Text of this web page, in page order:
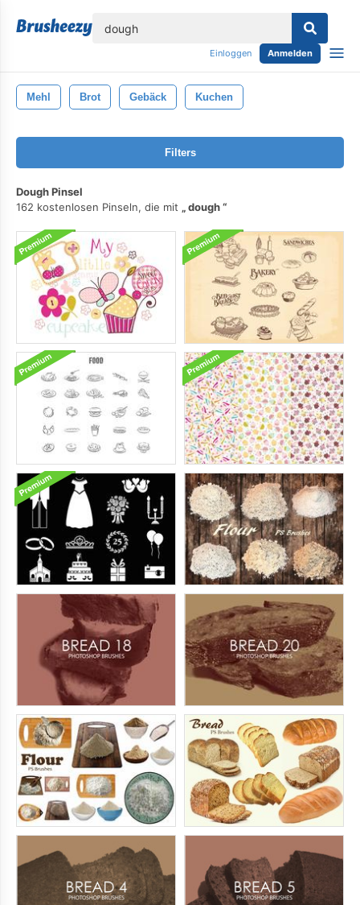
Einloggen Anmelden
Mehl Brot Gebäck Kuchen
Filters
Dough Pinsel
162 kostenlosen Pinseln, die mit
dough